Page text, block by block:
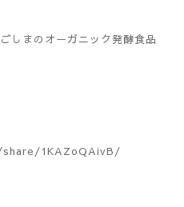
しまのオーガニック発酵食品
1KAZoQAivB/